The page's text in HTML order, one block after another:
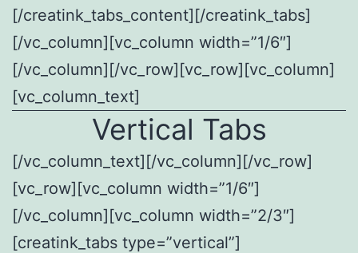
[/creatink_tabs_content][/creatink_tabs]
[/vc_column][vc_column width=”1/6″]
[/vc_column][/vc_row][vc_row][vc_column]
[vc_column_text]
Vertical Tabs
[/vc_column_text][/vc_column][/vc_row]
[vc_row][vc_column width=”1/6″]
[/vc_column][vc_column width=”2/3″]
[creatink_tabs type=”vertical”]